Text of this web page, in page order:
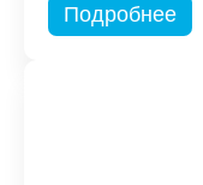
Подробнее